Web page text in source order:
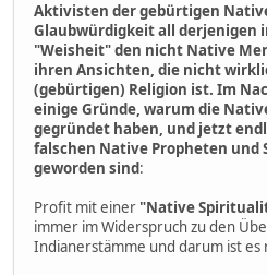
Aktivisten der gebürtigen
Glaubwürdigkeit all derjenigen
"Weisheit" den nicht Native
ihren Ansichten, die nicht
(gebürtigen) Religion ist. Im
einige Gründe, warum die
gegründet haben, und jetzt
falschen Native Propheten und
geworden sind:
Profit mit einer "Native
immer im Widerspruch zu den
Indianerstämme und darum ist